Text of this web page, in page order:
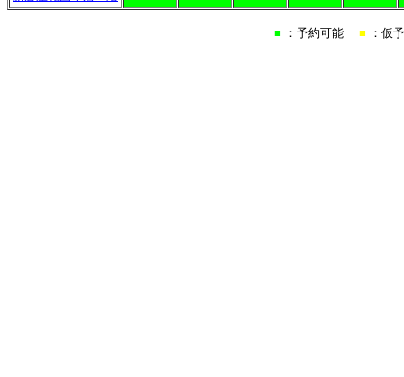
■ ：予約可能 ■ ：仮